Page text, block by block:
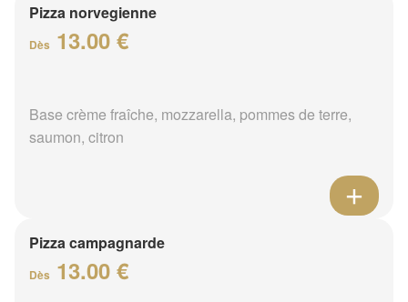
Pizza norvegienne
Dès 13.00 €
Base crème fraîche, mozzarella, pommes de terre,
saumon, citron
Pizza campagnarde
Dès 13.00 €